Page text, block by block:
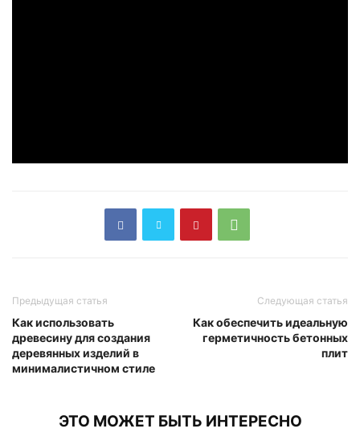
Предыдущая статья
Как использовать
древесину для создания
деревянных изделий в
минималистичном стиле
Следующая статья
Как обеспечить идеальную
герметичность бетонных
плит
ЭТО МОЖЕТ БЫТЬ ИНТЕРЕСНО